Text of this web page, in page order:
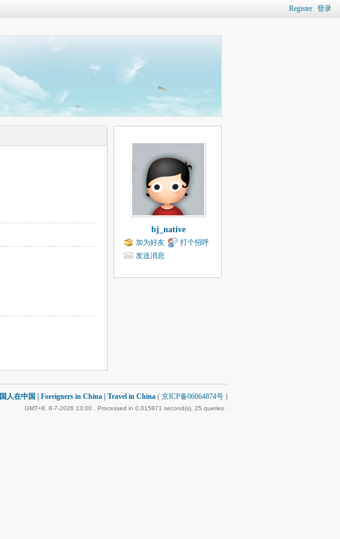
Register 登录
bj_native
加为好友
打个招呼
发送消息
人在中国 | Foreigners in China | Travel in China ( 京ICP备06064874号 )
GMT+8, 8-7-2026 13:00 , Processed in 0.015871 second(s), 25 queries .